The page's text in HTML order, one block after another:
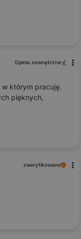
Opinia zewnętrzna
w którym pracuję.
pięknych,
zweryfikowano